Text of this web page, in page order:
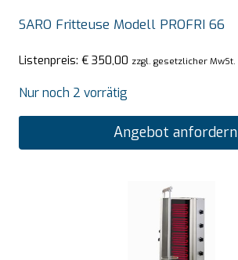
SARO Fritteuse Modell PROFRI 66
Listenpreis: € 350,00 zzgl. gesetzlicher MwSt.
Nur noch 2 vorrätig
Angebot anfordern